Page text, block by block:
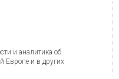
и аналитика об
Европе и в других